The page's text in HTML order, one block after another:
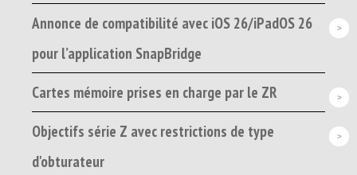
Annonce de compatibilité avec iOS 26/iPadOS 26
pour l’application SnapBridge
Cartes mémoire prises en charge par le ZR
Objectifs série Z avec restrictions de type
d'obturateur